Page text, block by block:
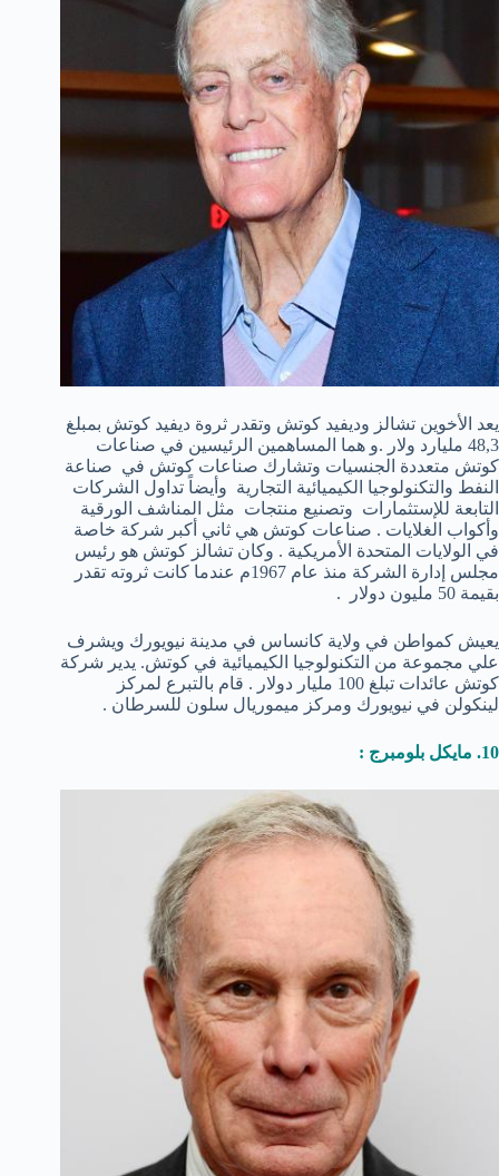
يعد الأخوين تشالز وديفيد كوتش وتقدر ثروة ديفيد كوتش بمبلغ
48,3 مليارد ولار .و هما المساهمين الرئيسين في صناعات
كوتش متعددة الجنسيات وتشارك صناعات كوتش في صناعة
النفط والتكنولوجيا الكيميائية التجارية وأيضاً تداول الشركات
التابعة للإستثمارات وتصنيع منتجات مثل المناشف الورقية
وأكواب الغلايات . صناعات كوتش هي ثاني أكبر شركة خاصة
في الولايات المتحدة الأمريكية . وكان تشالز كوتش هو رئيس
مجلس إدارة الشركة منذ عام 1967م عندما كانت ثروته تقدر
بقيمة 50 مليون دولار .
يعيش كمواطن في ولاية كانساس في مدينة نيويورك ويشرف
علي مجموعة من التكنولوجيا الكيميائية في كوتش. يدير شركة
كوتش عائدات تبلغ 100 مليار دولار . قام بالتبرع لمركز
لينكولن في نيويورك ومركز ميموريال سلون للسرطان .
10. مايكل بلومبرج :